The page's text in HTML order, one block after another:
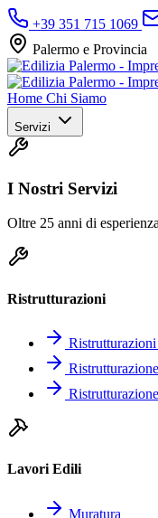
+39 351 715 1069
Palermo e Provincia
Home Chi Siamo
Servizi
I Nostri Servizi
Oltre 25 anni di
Ristrutturazioni
Lavori Edili
Muratura